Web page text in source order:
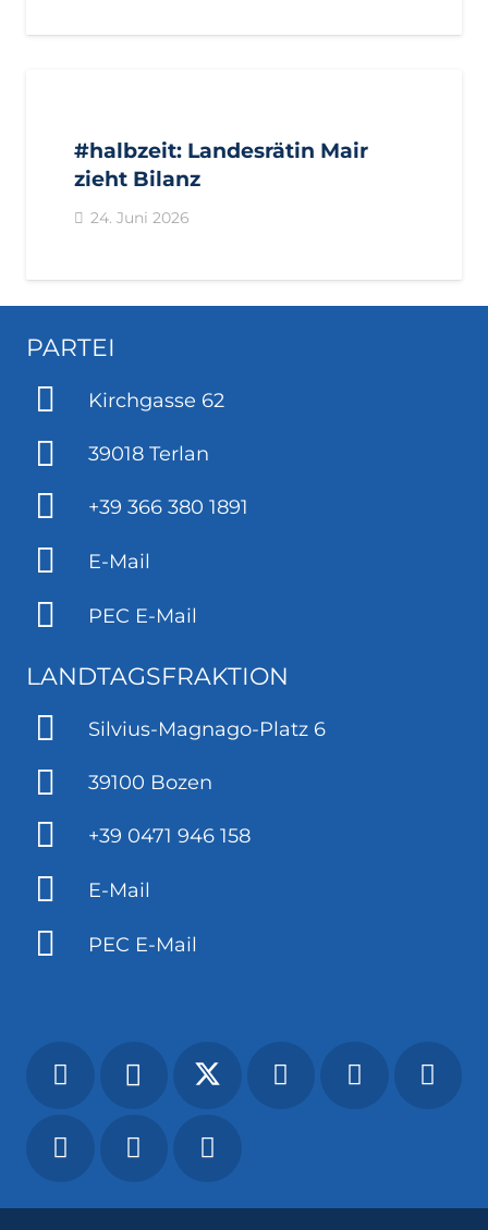
#halbzeit: Landesrätin Mair
zieht Bilanz
24. Juni 2026
PARTEI
Kirchgasse 62
39018 Terlan
+39 366 380 1891
E-Mail
PEC E-Mail
LANDTAGSFRAKTION
Silvius-Magnago-Platz 6
39100 Bozen
+39 0471 946 158
E-Mail
PEC E-Mail